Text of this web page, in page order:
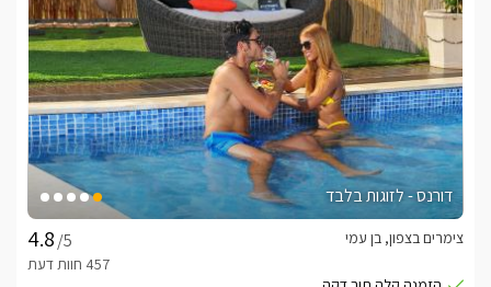
דורנס - לזוגות בלבד
/5
צימרים בצפון, בן עמי